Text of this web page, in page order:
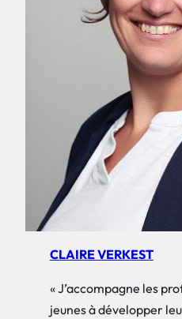
CLAIRE VERKEST
« J’accompagne les
jeunes à développer